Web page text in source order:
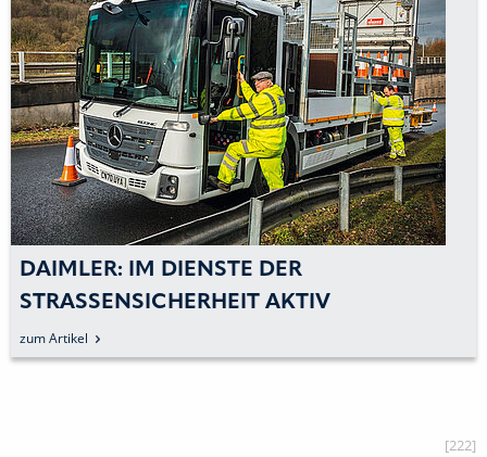
DAIMLER: IM DIENSTE DER
STRASSENSICHERHEIT AKTIV
zum Artikel
[222]